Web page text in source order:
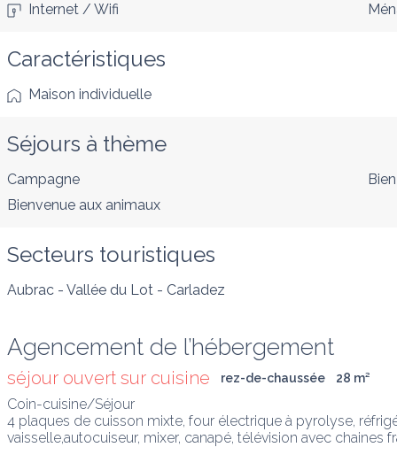
Internet / Wifi
Caractéristiques
Maison individuelle
Séjours à thème
Campagne
Bienvenue aux animaux
Secteurs touristiques
Aubrac - Vallée du Lot - Carladez
Agencement de l’hébergement
séjour ouvert sur cuisine rez-de-chaussée 28 m²
Coin-cuisine/Séjour
4 plaques de cuisson mixte, four électrique à pyrolyse,
vaisselle,autocuiseur, mixer, canapé, télévision avec